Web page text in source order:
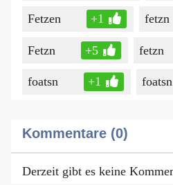
Fetzen +1 fetzn
Fetzn +5 fetzn
foatsn +1 foatsn
Kommentare (0)
Derzeit gibt es keine